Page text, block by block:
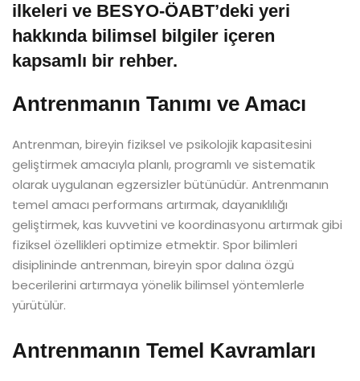
ilkeleri ve BESYO-ÖABT’deki yeri
hakkında bilimsel bilgiler içeren
kapsamlı bir rehber.
Antrenmanın Tanımı ve Amacı
Antrenman, bireyin fiziksel ve psikolojik kapasitesini
geliştirmek amacıyla planlı, programlı ve sistematik
olarak uygulanan egzersizler bütünüdür. Antrenmanın
temel amacı performans artırmak, dayanıklılığı
geliştirmek, kas kuvvetini ve koordinasyonu artırmak gibi
fiziksel özellikleri optimize etmektir. Spor bilimleri
disiplininde antrenman, bireyin spor dalına özgü
becerilerini artırmaya yönelik bilimsel yöntemlerle
yürütülür.
Antrenmanın Temel Kavramları